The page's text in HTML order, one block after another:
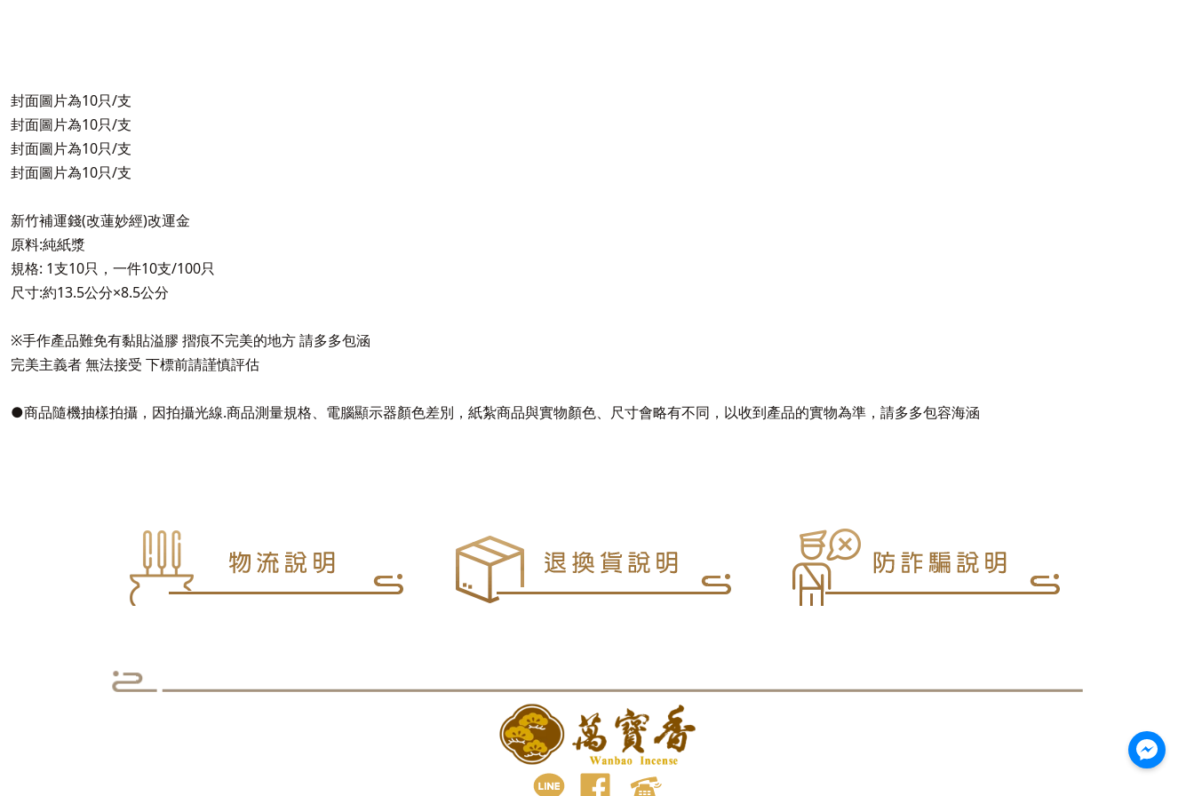
封面圖片為10只/支
封面圖片為10只/支
封面圖片為10只/支
封面圖片為10只/支
新竹補運錢(改蓮妙經)改運金
原料:純紙漿
規格: 1支10只，一件10支/100只
尺寸:約13.5公分×8.5公分
※手作產品難免有黏貼溢膠 摺痕不完美的地方 請多多包涵
完美主義者 無法接受 下標前請謹慎評估
●商品隨機抽樣拍攝，因拍攝光線.商品測量規格、電腦顯示器顏色差別，紙紮商品與實物顏色、尺寸會略有不同，以收到產品的實物為準，請多多包容海涵